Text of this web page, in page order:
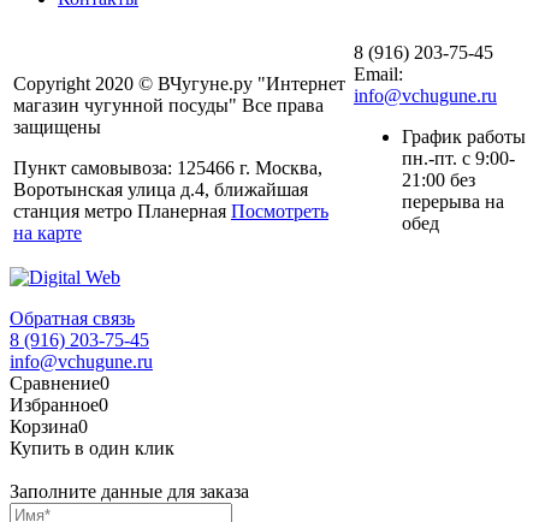
Copyright 2020 © ВЧугуне.ру "Интернет
магазин чугунной посуды" Все права
защищены
Пункт самовывоза: 125466 г. Москва,
Воротынская улица д.4, ближайшая
станция метро Планерная Посмотреть
на карте
8 (916) 203-75-45
Email:
info@vchugune.ru
График работы
пн.-пт. с 9:00-
21:00 без
перерыва на
обед
Обратная связь
8 (916) 203-75-45
info@vchugune.ru
Сравнение0
Избранное0
Корзина0
Купить в один клик
Заполните данные для заказа